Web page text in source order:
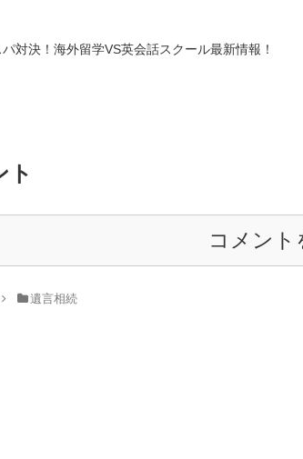
パ対決！海外留学VS英会話スクール最新情報！
ト
コメント
遺言相続